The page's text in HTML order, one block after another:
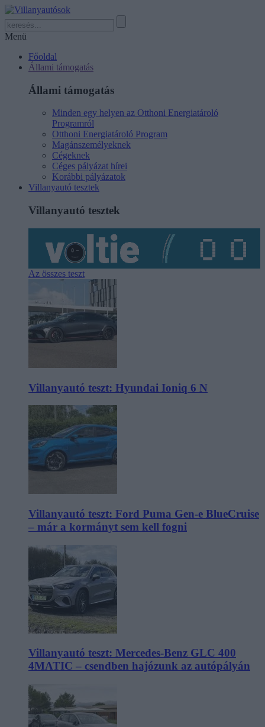
Menü
Főoldal
Állami támogatás
Állami támogatás
Minden egy helyen az Otthoni Energiatároló
Programról
Otthoni Energiatároló Program
Magánszemélyeknek
Cégeknek
Céges pályázat hírei
Korábbi pályázatok
Villanyautó tesztek
Villanyautó tesztek
Az összes teszt
Villanyautó teszt: Hyundai Ioniq 6 N
Villanyautó teszt: Ford Puma Gen-e BlueCruise
– már a kormányt sem kell fogni
Villanyautó teszt: Mercedes-Benz GLC 400
4MATIC – csendben hajózunk az autópályán